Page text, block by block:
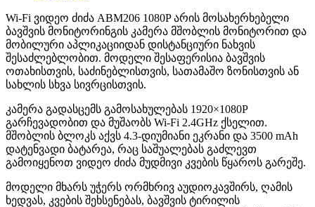
Wi-Fi ვიდეო ძიძა ABM206 1080P არის მოსახერხებელი
ბავშვის მონიტორინგის კამერა მშობლის მონიტორით და
მობილური აპლიკაციიდან დისტანციური ნახვის
შესაძლებლობით. მოდელი შესაფერისია ბავშვის
ოთახისთვის, საძინებლისთვის, სათამაშო ზონისთვის ან
სახლის სხვა სივრცისთვის.
კამერა გადასცემს გამოსახულებას 1920×1080P
გარჩევადობით და მუშაობს Wi-Fi 2.4GHz ქსელით.
მშობლის ბლოკს აქვს 4.3-დიუმიანი ეკრანი და 3500 mAh
დატენვადი ბატარეა, რაც საშუალებას გაძლევთ
გამოიყენოთ ვიდეო ძიძა მუდმივი კვების წყაროს გარეშე.
მოდელი მხარს უჭერს ორმხრივ აუდიოკავშირს, ღამის
ხედვას, კვების შეხსენებას, ბავშვის ტირილის